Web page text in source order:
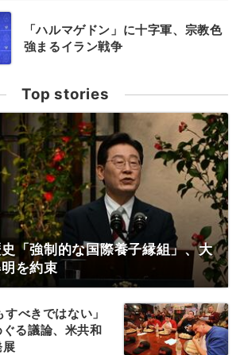
「ハルマゲドン」に十字軍、宗教色
強まるイラン戦争
Top stories
「強制的な国際養子縁組」、大
を約束
べきではない」
る議論、米共和
展